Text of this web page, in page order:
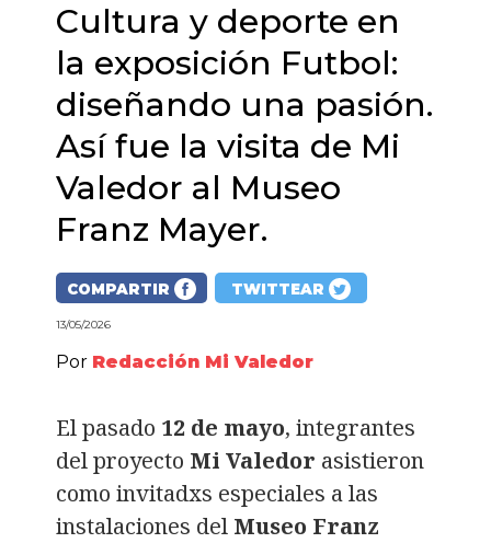
Cultura y deporte en
la exposición Futbol:
diseñando una pasión.
Así fue la visita de Mi
Valedor al Museo
Franz Mayer.
COMPARTIR TWITTEAR
13/05/2026
Por Redacción Mi Valedor
El pasado 12 de mayo, integrantes
del proyecto Mi Valedor asistieron
como invitadxs especiales a las
instalaciones del Museo Franz